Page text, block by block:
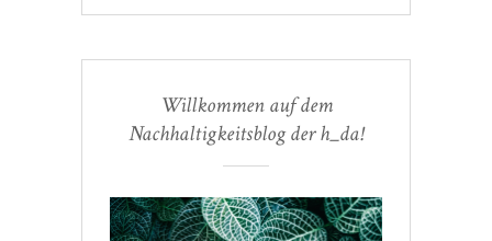
Willkommen auf dem
Nachhaltigkeitsblog der h_da!